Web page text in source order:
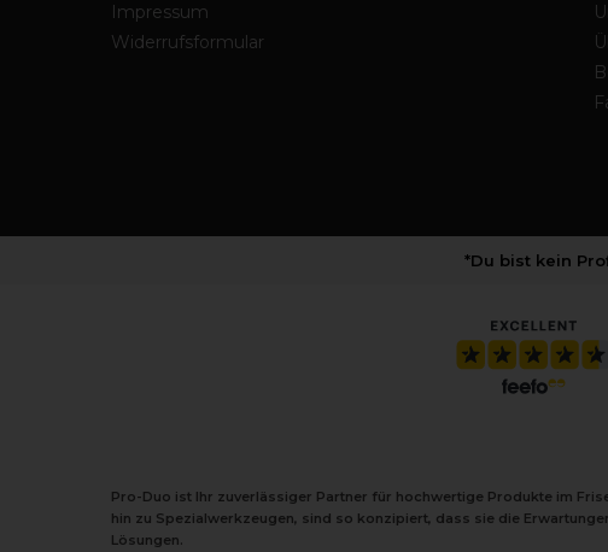
Impressum
Widerrufsformular
*Du bist kein
Pro-Duo ist Ihr zuverlässiger Partner für hochwertige Produkte im
hin zu Spezialwerkzeugen, sind so konzipiert, dass sie die
Lösungen.